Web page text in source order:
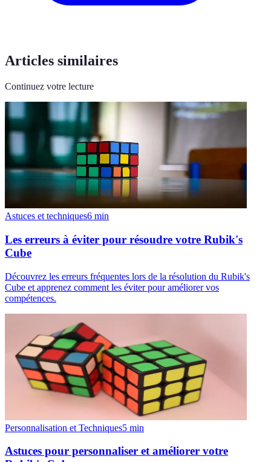
Articles similaires
Continuez votre lecture
Astuces et techniques6 min
Les erreurs à éviter pour résoudre votre Rubik's
Cube
Découvrez les erreurs fréquentes lors de la résolution du Rubik's
Cube et apprenez comment les éviter pour améliorer vos
compétences.
Personnalisation et Techniques5 min
Astuces pour personnaliser et améliorer votre